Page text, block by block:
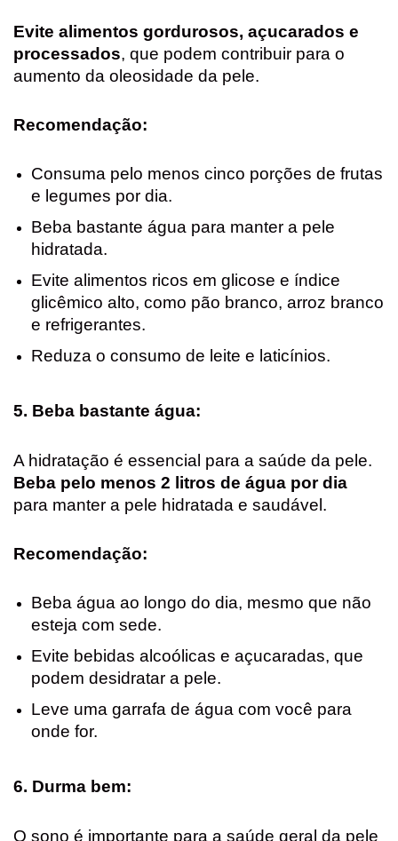
Evite alimentos gordurosos, açucarados e
processados, que podem contribuir para o
aumento da oleosidade da pele.
Recomendação:
Consuma pelo menos cinco porções de frutas
e legumes por dia.
Beba bastante água para manter a pele
hidratada.
Evite alimentos ricos em glicose e índice
glicêmico alto, como pão branco, arroz branco
e refrigerantes.
Reduza o consumo de leite e laticínios.
5. Beba bastante água:
A hidratação é essencial para a saúde da pele.
Beba pelo menos 2 litros de água por dia
para manter a pele hidratada e saudável.
Recomendação:
Beba água ao longo do dia, mesmo que não
esteja com sede.
Evite bebidas alcoólicas e açucaradas, que
podem desidratar a pele.
Leve uma garrafa de água com você para
onde for.
6. Durma bem:
O sono é importante para a saúde geral da pele